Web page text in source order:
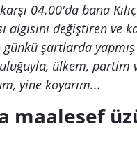
04.00'da bana
değiştiren ve
günkü şartlarda
ülkem, partim
yine koyarım...
maalesef